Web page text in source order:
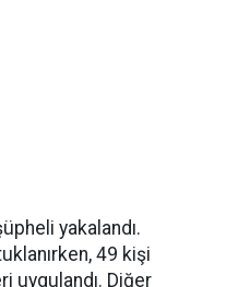
yakalandı.
49 kişi
uygulandı. Diğer